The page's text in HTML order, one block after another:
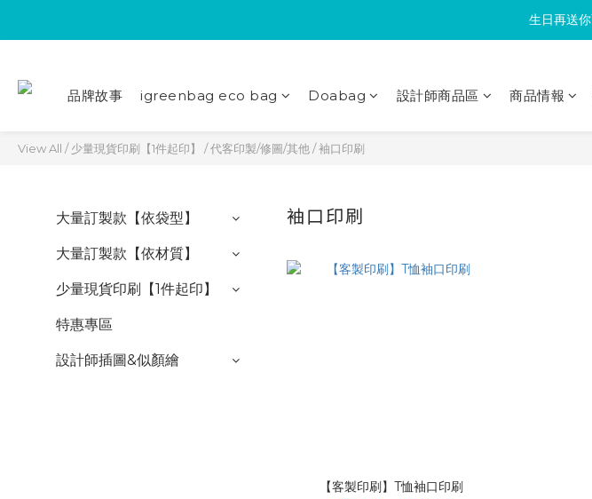
滿300回
生日再送
滿300回
品牌故事 igreenbag eco bag Doabag 設計師商品區 商品情報
View All /少量現貨印刷【1件起印】 /代客印製/修圖/其他/袖口印刷
大量訂製款【依袋型】
大量訂製款【依材質】
少量現貨印刷【1件起印】
特惠專區
設計師插圖&似顏繪
袖口印刷
【客製印刷】T恤袖口印刷